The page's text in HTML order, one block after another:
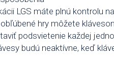
LGS máte plnú kontrolu
hry môžete
podsvietenie každej
budú neaktívne, keď